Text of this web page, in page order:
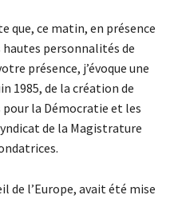
que, ce matin, en présence
personnalités de
présence, j’évoque une
1985, de la création de
pour la Démocratie et les
de la Magistrature
de l’Europe, avait été mise